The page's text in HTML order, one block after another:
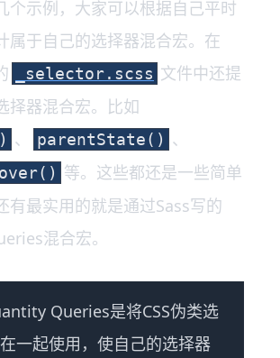
个示例，大家可以根据自己平时
属于自己的选择器混合宏。在
_selector.scss 文件中还提
择器混合宏。比如
、 parentState() 、
等。这些都还是一些简单
有最实用的就是通过Sass写的
混合宏。
Queries是将CSS伪类选
一起使用，使自己的选择器